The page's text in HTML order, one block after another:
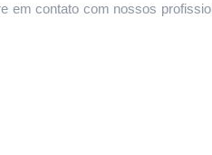
em contato com nossos